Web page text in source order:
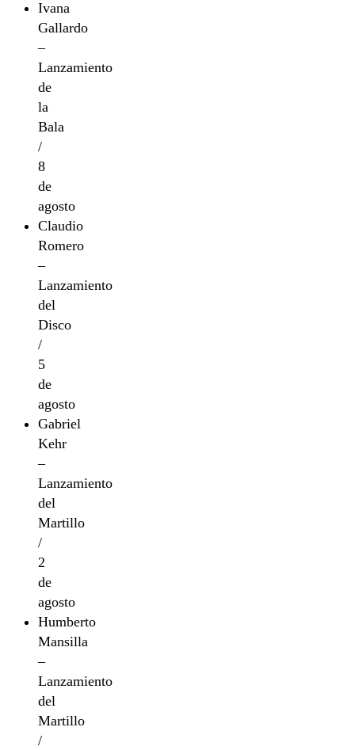
Ivana
Gallardo
–
Lanzamiento
de
la
Bala
/
8
de
agosto
Claudio
Romero
–
Lanzamiento
del
Disco
/
5
de
agosto
Gabriel
Kehr
–
Lanzamiento
del
Martillo
/
2
de
agosto
Humberto
Mansilla
–
Lanzamiento
del
Martillo
/